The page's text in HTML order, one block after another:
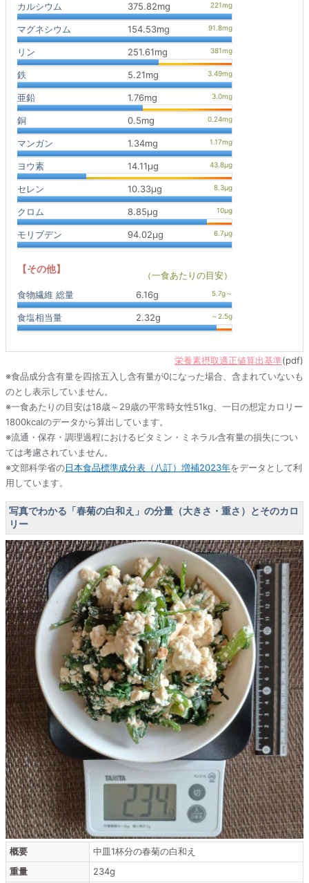
カルシウム 375.82mg
マグネシウム 154.53mg
リン 251.61mg
鉄 5.21mg
亜鉛 1.76mg
銅 0.5mg
マンガン 1.34mg
ヨウ素 14.11μg
セレン 10.33μg
クロム 8.85μg
モリブデン 94.02μg
【その他】
（一食あたりの目安）
食物繊維 総量
6.16g
食塩相当量 2.32g
栄養素摂取適正値算出基準(pdf)
※食品成分含有量を四捨五入し含有量が0になった場合、含まれていないも
のとし表示していません。
※一食あたりの目安は18歳～29歳の平常時女性51kg、一日の想定カロリー
1800kcalのデータから算出しています。
※流通・保存・調理過程におけるビタミン・ミネラル含有量の損失につい
ては考慮されていません。
※文部科学省の日本食品標準成分表（八訂）増補2023年をデータとして利
用しています。
写真でわかる「春菊の白和え」の分量（大きさ・重さ）とそのカロ
リー
概要
中皿1杯分の春菊の白和え
重量
234g